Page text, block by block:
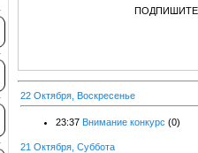
22 Октября, Воскресенье
23:37 Внимание конкурс (0)
21 Октября, Суббота